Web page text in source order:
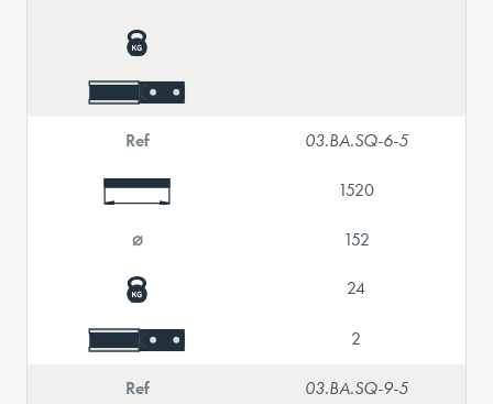
Ref 03.BA.SQ-6-5
1520
⌀ 152
24
2
Ref 03.BA.SQ-9-5